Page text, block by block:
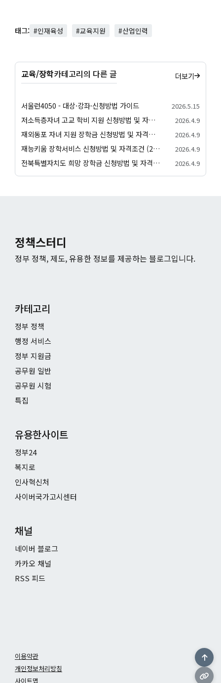
태그: #인재육성 #교육지원 #산업인력
교육/장학카테고리의 다른 글 더보기
서울런4050 - 대상·강좌·신청방법 가이드 2026.5.15
저소득층자녀 고교 학비 지원 신청방법 및 자격조건 완벽 정리 2026.4.9
재외동포 자녀 지원 장학금 신청방법 및 자격조건 완벽 가이드 2026.4.9
재능키움 장학서비스 신청방법 및 자격조건 (2026년 기준) 2026.4.9
전북특별자치도 희망 장학금 신청방법 및 자격조건 2026.4.9
정책스터디
정부 정책, 제도, 유용한 정보를 제공하는 블로그입니다.
카테고리
정부 정책
행정 서비스
정부 지원금
공무원 일반
공무원 시험
특집
유용한사이트
정부24
복지로
인사혁신처
사이버국가고시센터
채널
네이버 블로그
카카오 채널
RSS 피드
이용약관
개인정보처리방침
사이트맵